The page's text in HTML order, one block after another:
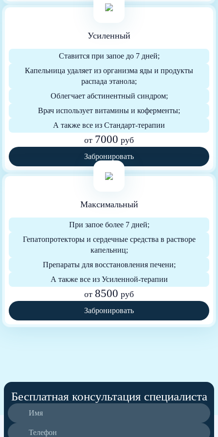
Усиленный
Ставится при запое до 7 дней;
Капельница удаляет из организма яды и продукты
распада этанола;
Облегчает абстинентный синдром;
Врач использует витамины и коферменты;
А также все из Стандарт-терапии
от 7000 руб
Забронировать
Максимальный
При запое более 7 дней;
Гепатопротекторы и сердечные средства в растворе
капельниц;
Препараты для восстановления печени;
А также все из Усиленной-терапии
от 8500 руб
Забронировать
Бесплатная консультация специалиста